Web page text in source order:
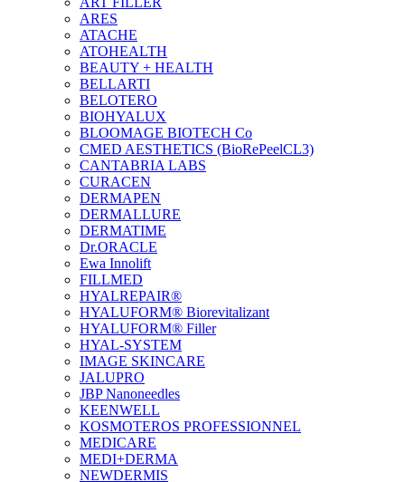
ARES
ATACHE
ATOHEALTH
BEAUTY + HEALTH
BELLARTI
BELOTERO
BIOHYALUX
BLOOMAGE BIOTECH Co
CMED AESTHETICS (BioRePeelCL3)
CANTABRIA LABS
CURACEN
DERMAPEN
DERMALLURE
DERMATIME
Dr.ORACLE
Ewa Innolift
FILLMED
НYALREPAIR®
HYALUFORM® Biorevitalizant
HYALUFORM® Filler
HYAL-SYSTEM
IMAGE SKINCARE
JALUPRO
JBP Nanoneedles
KEENWELL
KOSMOTEROS PROFESSIONNEL
MEDICARE
MEDI+DERMA
NEWDERMIS